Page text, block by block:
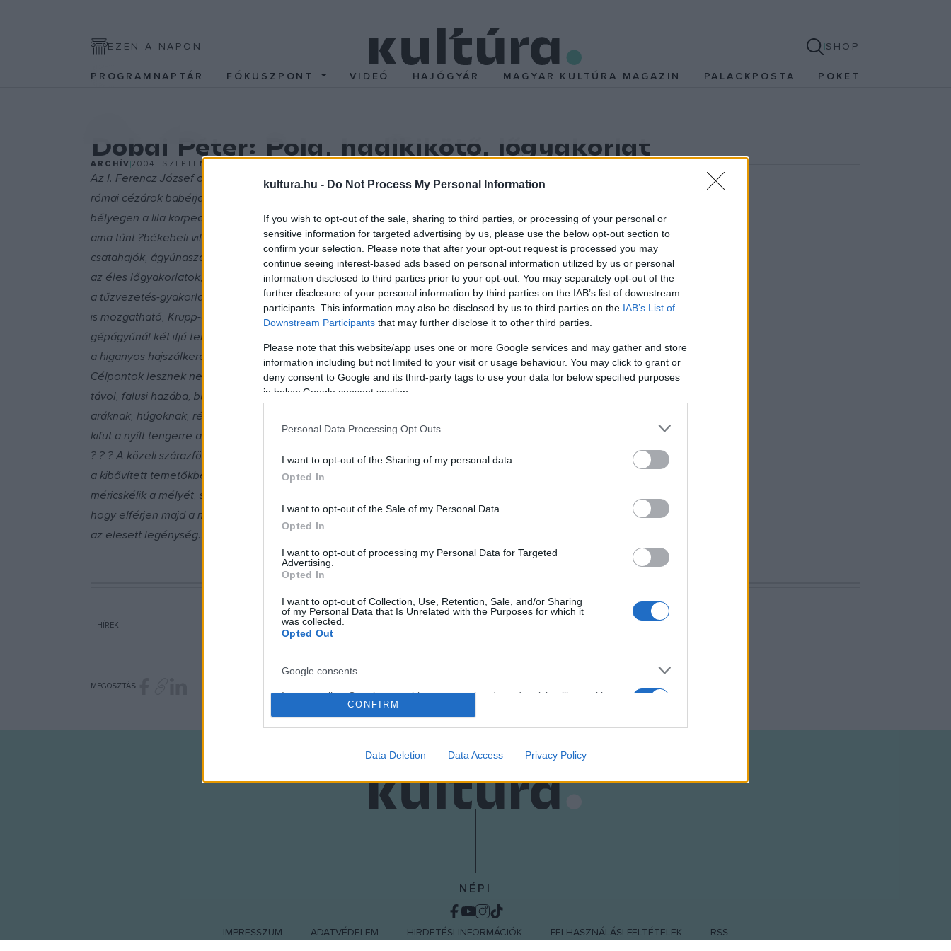
kultura.hu - Do Not Process My Personal Information
If you wish to opt-out of the sale, sharing to third parties, or processing of your personal or
sensitive information for targeted advertising by us, please use the below opt-out section to
confirm your selection. Please note that after your opt-out request is processed you may
continue seeing interest-based ads based on personal information utilized by us or personal
information disclosed to third parties prior to your opt-out. You may separately opt-out of the
further disclosure of your personal information by third parties on the IAB’s list of downstream
participants. This information may also be disclosed by us to third parties on the IAB’s List of
Downstream Participants that may further disclose it to other third parties.
Please note that this website/app uses one or more Google services and may gather and store
information including but not limited to your visit or usage behaviour. You may click to grant or
deny consent to Google and its third-party tags to use your data for below specified purposes
in below Google consent section.
Personal Data Processing Opt Outs
I want to opt-out of the Sharing of my personal data.
Opted In
I want to opt-out of the Sale of my Personal Data.
Opted In
I want to opt-out of processing my Personal Data for Targeted
Advertising.
Opted In
I want to opt-out of Collection, Use, Retention, Sale, and/or Sharing
of my Personal Data that Is Unrelated with the Purposes for which it
was collected.
Opted Out
Google consents
I want to allow Google to enable storage related to advertising like cookies on
web or device identifiers in apps.
I want to allow Google to send me personalized advertising.
I want to allow Google to enable storage related to personalization.
I want to allow Google to enable storage related to security, including
CONFIRM
Data Deletion Data Access Privacy Policy
EZEN A NAPON SHOP
PROGRAMNAPTÁR FÓKUSZPONT VIDEÓ HAJÓGYÁR MAGYAR KULTÚRA MAGAZIN PALACKPOSTA POKET
Dobai Péter: Pola, hadikikötő, lőgyakorlat
ARCHÍV2004. SZEPTEMBER 22.
Az I. Ferencz József császár és király arcát
római cézárok babérjával ábrázoló, 5 Heller-es
bélyegen a lila körpecsét: még békeéveket idéz,
ama tűnt ?békebeli világot?? de a rombolók, cirkálók,
csatahajók, ágyúnaszádok sikált fedélzetén már folynak
az éles lőgyakorlatok, a lőelemképzés-gyakorlatok,
a tűzvezetés-gyakorlatok... A vertikálisan és horizontálisan
is mozgatható, Krupp-acél páncéltörő, gyorstüzelő
gépágyúnál két ifjú tengerész tüzér áll, éppen bemérik
a higanyos hajszálkereszten a célt... A még békebeli célt.
Célpontok lesznek nemsokára ők is, illik hát írni egy-egy képeslapot,
távol, falusi hazába, búcsúként édesanyáknak,
aráknak, húgoknak, régi, öreg tanítóknak... mielőtt harckészen
kifut a nyílt tengerre a flotta...
? ? ? A közeli szárazföldön a sírásók is gyakorlatoznak már
a kibővített temetőkben: a hősök közös tömegsírját ássák,
méricskélik a mélyét, szélességét, hosszát,
hogy elférjen majd a meszesgödörben, teljes létszámban
az elesett legénység...
HÍREK
MEGOSZTÁS
NÉPI
IMPRESSZUM ADATVÉDELEM HIRDETÉSI INFORMÁCIÓK FELHASZNÁLÁSI FELTÉTELEK RSS